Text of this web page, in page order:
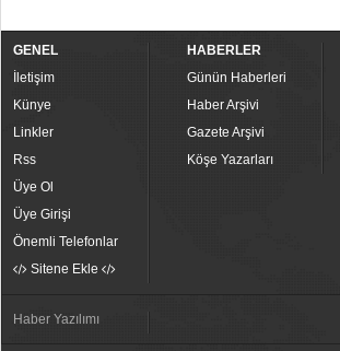
GENEL
İletişim
Künye
Linkler
Rss
Üye Ol
Üye Girişi
Önemli Telefonlar
Sitene Ekle
HABERLER
Günün Haberleri
Haber Arşivi
Gazete Arşivi
Köşe Yazarları
Haber Yazılımı